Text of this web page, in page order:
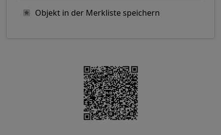
Objekt in der Merkliste speichern